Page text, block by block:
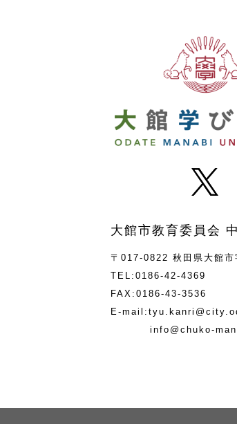
大館市教育委員会
〒017-0822 秋田県大館市
TEL:0186-42-4369
FAX:0186-43-3536
E-
info@chuko-